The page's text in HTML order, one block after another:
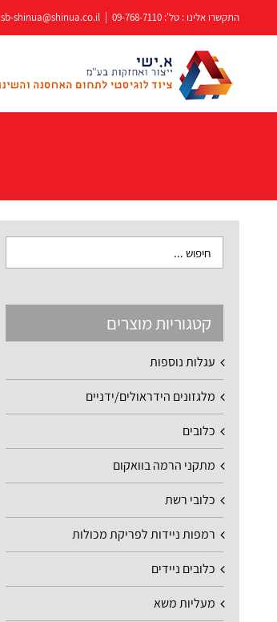
התקשרו אלינו : טל': 09-768-7110
sb-shinua@shinua.co.il
קטגוריות מוצרים
עגלות נוספות
מלגזונים הידראולים/ידניים
כלובים
מתקני הרמה בוואקום
כלובי רשת
רמפות ניידות לפריקת מכולות
כלובים ניידים
מעליות משא